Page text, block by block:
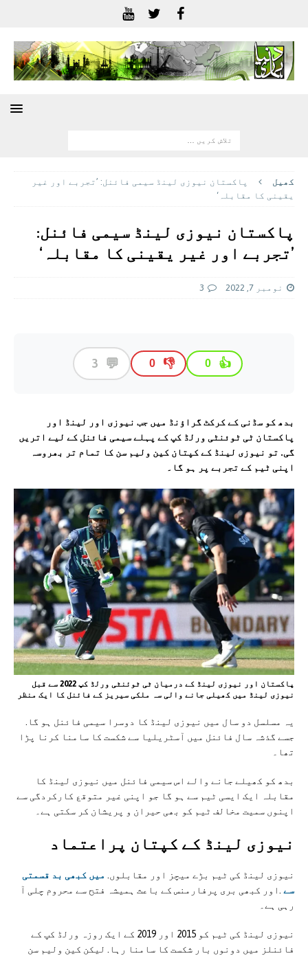
کھيل
پاکستان نیوزی لینڈ سیمی فائنل: ’تجربے اور غیر
یقینی کا مقابلہ‘
پاکستان نیوزی لینڈ سیمی فائنل:
’تجربے اور غیر یقینی کا مقابلہ‘
نومبر 7, 2022 3
👍
0
👎
0
💬
3
بدھ کو سڈنی کے کرکٹ گراؤنڈ میں جب نیوزی اور لینڈ اور
پاکستان ٹی ٹوئنٹی ورلڈ کپ کے پہلے سیمی فائنل کے لیے اتریں
گی. تو نیوزی لینڈ کے کپتان کین ولیم سن کا تمام تر بھروسہ
اپنی ٹیم کے تجربے پر ہو گا۔
پاکستان اور نیوزی لینڈ کے درمیان ٹی ٹوئنٹی ورلڈ کپ 2022 سے قبل
نیوزی لینڈ میں کھیلی جانے والی سہ ملکی سیریز کے فائنل کا ایک منظر
یہ مسلسل دو سال میں نیوزی لینڈ کا دوسرا سیمی فائنل ہو گا.
جسے گذشہ سال فائنل میں آسٹریلیا سے شکست کا سامنا کرنا پڑا
تھا۔
بدھ کو کھیلے جانے والے اس سیمی فائنل میں نیوزی لینڈ کا
مقابلہ ایک ایسی ٹیم سے ہو گا جو اپنی غیر متوقع کارکردگی سے
اپنوں سمیت مخالف ٹیم کو بھی حیران و پریشان کر سکتی ہے۔
نیوزی لینڈ کے کپتان پراعتماد
نیوزی لینڈ کی ٹیم بڑے میچز اور مقابلوں. میں کبھی بد قسمتی
سے .اور کبھی بری پرفارمنس کے باعث ہمیشہ فتح سے محروم چلی آ
رہی ہے۔
نیوزی لینڈ کی ٹیم کو 2015 اور 2019 کے ایک روزہ ورلڈ کپ کے
فائنلز میں دونوں بار شکست کا سامنا رہا. لیکن کین ولیم سن